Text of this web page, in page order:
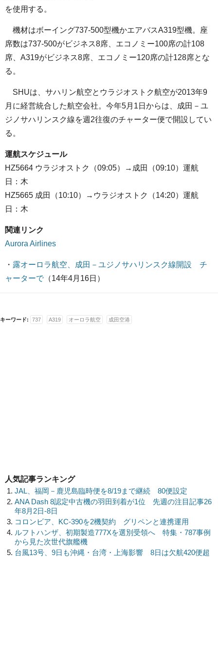
を使用する。
機材はボーイング737-500型機かエアバスA319型機。座
席数は737-500がビジネス8席、エコノミー100席の計108
席、A319がビジネス8席、エコノミー120席の計128席とな
る。
SHUは、サハリン航空とウラジオストク航空が2013年9
月に経営統合した航空会社。今年5月1日からは、成田－ユ
ジノサハリンスク線を週2往復のチャーター便で開設してい
る。
運航スケジュール
HZ5664 ウラジオストク（09:05）→成田（09:10）運航
日：木
HZ5665 成田（10:10）→ウラジオストク（14:20）運航
日：木
関連リンク
Aurora Airlines
・ 露オーロラ航空、成田－ユジノサハリンスク線開設 チ
ャーターで（14年4月16日）
キーワード: 737 A319 オーロラ航空 成田空港
人気記事ランキング
JAL、福岡－鹿児島臨時便を8/19まで継続 80便設定
ANA Dash 8認定中古機の羽田到着が1位 先週の注目記事26
年8月2日-8日
コロンビア、KC-390を2機契約 グリペンと連携運用
ルフトハンザ、初期製造777Xを選別受領へ 特集・787事例
から見た次世代旗艦機
台風13号、9日も沖縄・台湾・上海影響 8日は欠航420便超